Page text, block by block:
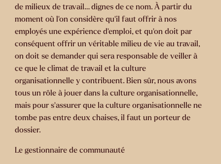
de milieux de travail… dignes de ce nom. À partir du
moment où l’on considère qu’il faut offrir à nos
employés une expérience d’emploi, et qu’on doit par
conséquent offrir un véritable milieu de vie au travail,
on doit se demander qui sera responsable de veiller à
ce que le climat de travail et la culture
organisationnelle y contribuent. Bien sûr, nous avons
tous un rôle à jouer dans la culture organisationnelle,
mais pour s’assurer que la culture organisationnelle ne
tombe pas entre deux chaises, il faut un porteur de
dossier.
Le gestionnaire de communauté